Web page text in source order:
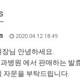
2020.04.12 18:49
님 안녕하세요.
병원 에서 판매하는 발
자문을 부탁드립니다.